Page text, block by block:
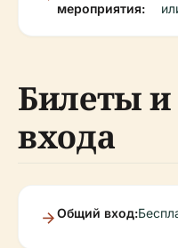
мероприятия:
Билеты и
входа
Общий вход: